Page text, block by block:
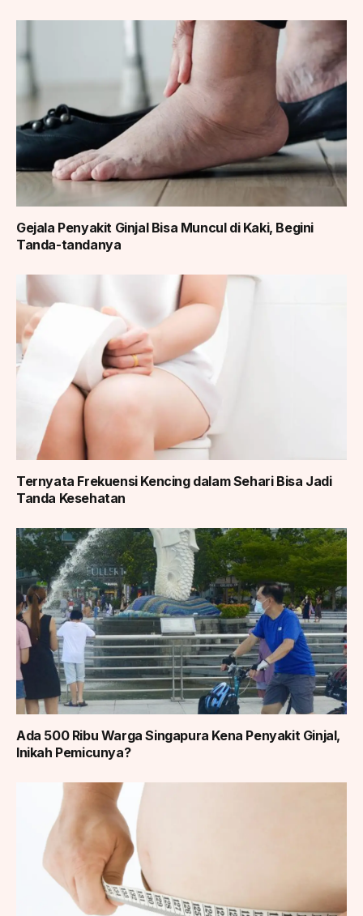
Gejala Penyakit Ginjal Bisa Muncul di Kaki, Begini
Tanda-tandanya
Ternyata Frekuensi Kencing dalam Sehari Bisa Jadi
Tanda Kesehatan
Ada 500 Ribu Warga Singapura Kena Penyakit Ginjal,
Inikah Pemicunya?